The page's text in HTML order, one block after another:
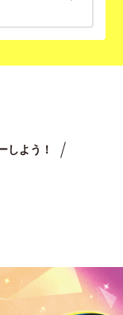
しよう！